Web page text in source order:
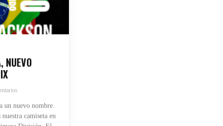
NUEVO
un nuevo nombre.
camiseta en